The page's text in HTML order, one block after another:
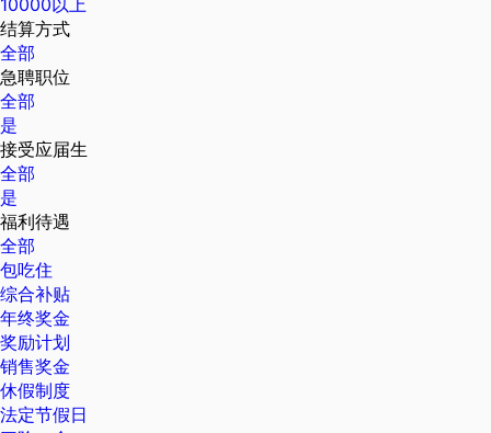
10000以上
结算方式
全部
急聘职位
全部
是
接受应届生
全部
是
福利待遇
全部
包吃住
综合补贴
年终奖金
奖励计划
销售奖金
休假制度
法定节假日